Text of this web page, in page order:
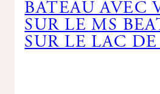
BATEAU AVEC
SUR LE MS
SUR LE LAC